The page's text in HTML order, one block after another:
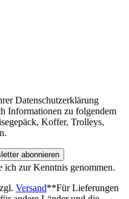
Datenschutzerklärung
Informationen zu folgendem
Koffer, Trolleys,
abonnieren
ich zur Kenntnis genommen.
Versand**Für Lieferungen